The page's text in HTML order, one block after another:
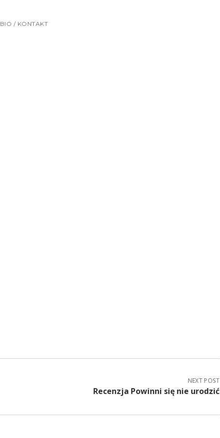
BIO / KONTAKT
NEXT POST
Recenzja Powinni się nie urodzić